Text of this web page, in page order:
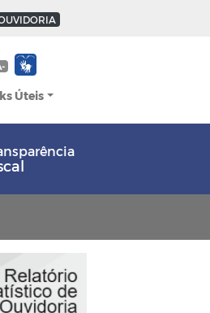
Úteis